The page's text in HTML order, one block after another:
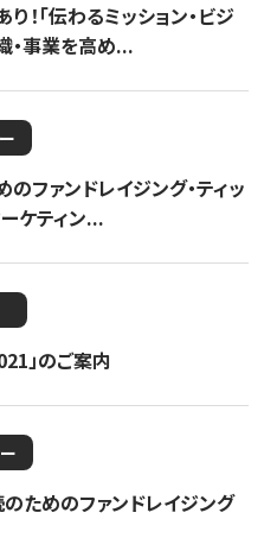
！「伝わるミッション・ビジ
・事業を高め...
のファンドレイジング・ティッ
ケティン...
」のご案内
のためのファンドレイジング